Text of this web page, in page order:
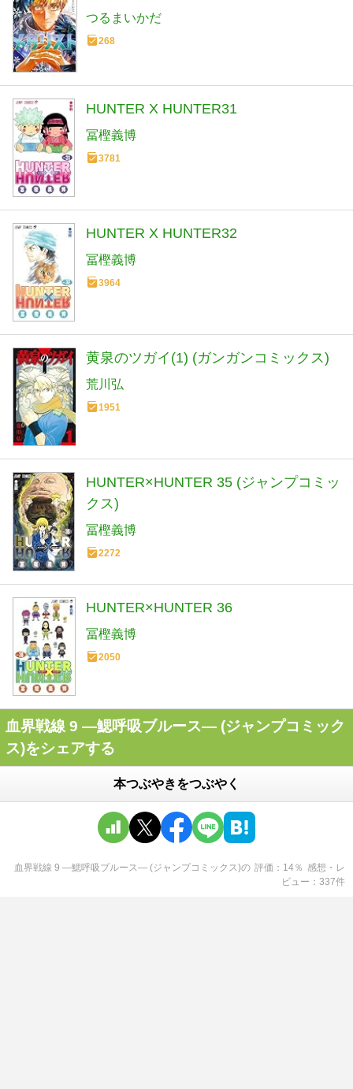
つるまいかだ
268
HUNTER X HUNTER31
冨樫義博
3781
HUNTER X HUNTER32
冨樫義博
3964
黄泉のツガイ(1) (ガンガンコミックス)
荒川弘
1951
HUNTER×HUNTER 35 (ジャンプコミッ
クス)
冨樫義博
2272
HUNTER×HUNTER 36
冨樫義博
2050
血界戦線 9 ―鰓呼吸ブルース― (ジャンプコミック
ス)をシェアする
本つぶやきをつぶやく
血界戦線 9 ―鰓呼吸ブルース― (ジャンプコミックス)の 評価 14％ 感想・レ
ビュー
337件